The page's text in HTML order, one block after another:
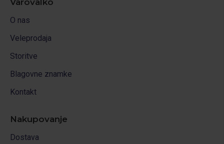
Varovalko
O nas
Veleprodaja
Storitve
Blagovne znamke
Kontakt
Nakupovanje
Dostava